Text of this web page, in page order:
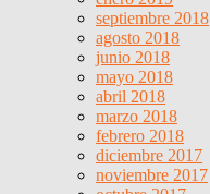
septiembre 2018
agosto 2018
junio 2018
mayo 2018
abril 2018
marzo 2018
febrero 2018
diciembre 2017
noviembre 2017